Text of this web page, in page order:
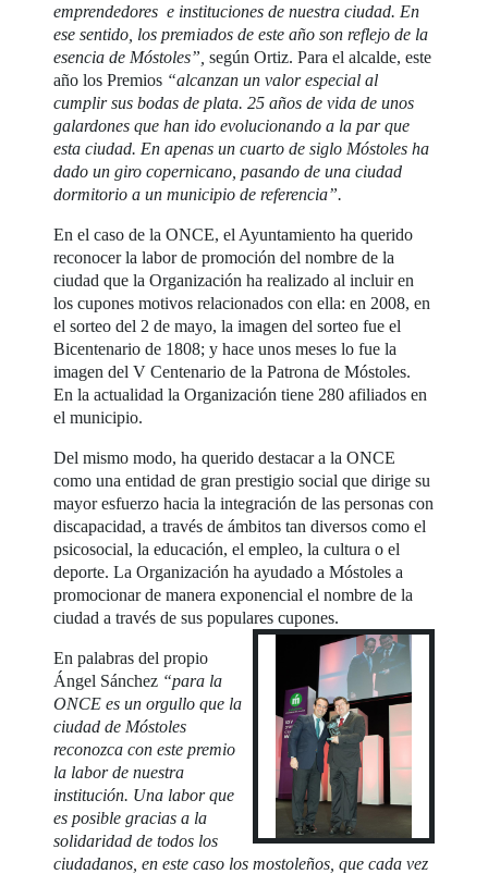
emprendedores e instituciones de nuestra ciudad. En
ese sentido, los premiados de este año son reflejo de la
esencia de Móstoles”,según Ortiz. Para el alcalde, este
año los Premios “alcanzan un valor especial al
cumplir sus bodas de plata. 25 años de vida de unos
galardones que han ido evolucionando a la par que
esta ciudad. En apenas un cuarto de siglo Móstoles ha
dado un giro copernicano, pasando de una ciudad
dormitorio a un municipio de referencia”.
En el caso de la ONCE, el Ayuntamiento ha querido
reconocer la labor de promoción del nombre de la
ciudad que la Organización ha realizado al incluir en
los cupones motivos relacionados con ella: en 2008, en
el sorteo del 2 de mayo, la imagen del sorteo fue el
Bicentenario de 1808; y hace unos meses lo fue la
imagen del V Centenario de la Patrona de Móstoles.
En la actualidad la Organización tiene 280 afiliados en
el municipio.
Del mismo modo, ha querido destacar a la ONCE
como una entidad de gran prestigio social que dirige su
mayor esfuerzo hacia la integración de las personas con
discapacidad, a través de ámbitos tan diversos como el
psicosocial, la educación, el empleo, la cultura o el
deporte. La Organización ha ayudado a Móstoles a
promocionar de manera exponencial el nombre de la
ciudad a través de sus populares cupones.
En palabras del propio
Ángel Sánchez “para la
ONCE es un orgullo que la
ciudad de Móstoles
reconozca con este premio
la labor de nuestra
institución. Una labor que
es posible gracias a la
solidaridad de todos los
ciudadanos, en este caso los mostoleños, que cada vez